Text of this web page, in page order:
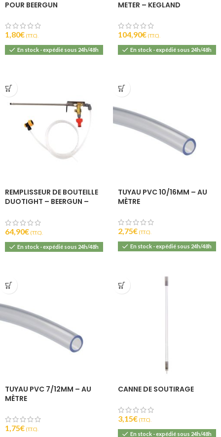
POUR BEERGUN
1,80€ (T.T.C).
En stock - expédié sous 24h/48h
METER – KEGLAND
104,90€ (T.T.C).
En stock - expédié sous 24h/48h
REMPLISSEUR DE BOUTEILLE
DUOTIGHT – BEERGUN –
64,90€ (T.T.C).
En stock - expédié sous 24h/48h
TUYAU PVC 10/16MM – AU
MÈTRE
2,75€ (T.T.C).
En stock - expédié sous 24h/48h
TUYAU PVC 7/12MM – AU
MÈTRE
1,75€ (T.T.C).
CANNE DE SOUTIRAGE
3,15€ (T.T.C).
En stock - expédié sous 24h/48h